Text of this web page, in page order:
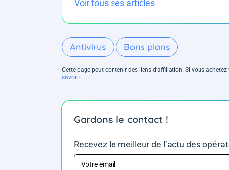
Voir tous ses articles
Antivirus Bons plans
Cette page peut contenir des liens d’affiliation. Si vous
savoir+
Gardons le contact !
Recevez le meilleur de l’actu des